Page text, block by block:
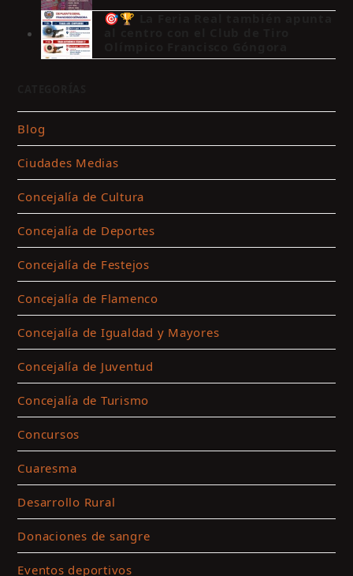
🎯🏆 La Feria Real también apunta
Blog
Ciudades Medias
Concejalía de Cultura
Concejalía de Deportes
Concejalía de Festejos
Concejalía de Flamenco
Concejalía de Igualdad y Mayores
Concejalía de Juventud
Concejalía de Turismo
Concursos
Cuaresma
Desarrollo Rural
Donaciones de sangre
Eventos deportivos